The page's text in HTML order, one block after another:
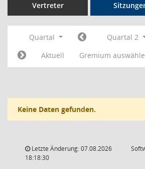
Vertreter
Quartal Quartal 2
Aktuell
Gremium
Keine Daten gefunden.
Letzte Änderung: 07.08.2026
18:18:30